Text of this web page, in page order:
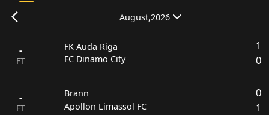
August,2026
-
-
FT
FK Auda Riga
FC Dinamo City
1
0
-
-
FT
Brann
Apollon Limassol FC
0
1